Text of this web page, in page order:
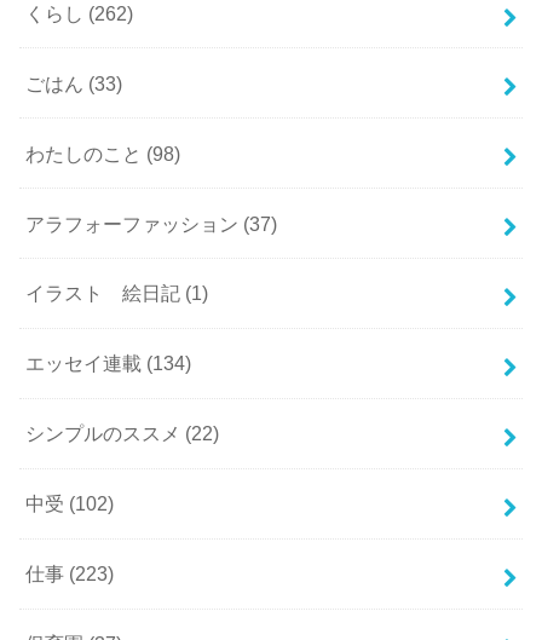
くらし (262)
ごはん (33)
わたしのこと (98)
アラフォーファッション (37)
イラスト 絵日記 (1)
エッセイ連載 (134)
シンプルのススメ (22)
中受 (102)
仕事 (223)